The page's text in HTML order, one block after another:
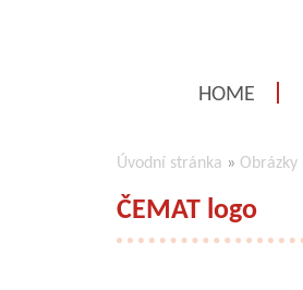
HOME
Úvodní stránka » Obrázky
ČEMAT logo